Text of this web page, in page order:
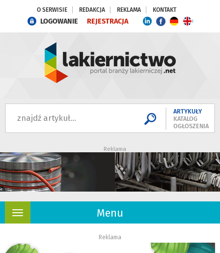
O SERWISIE REDAKCJA REKLAMA KONTAKT
LOGOWANIE REJESTRACJA
ARTYKUŁY
KATALOG
OGŁOSZENIA
Reklama
Menu
Rozwiń
Reklama